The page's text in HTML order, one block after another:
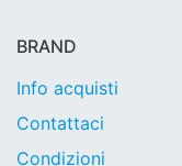
BRAND
Info acquisti
Contattaci
Condizioni